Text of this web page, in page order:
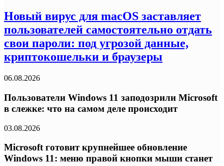
Новый вирус для macOS заставляет
пользователей самостоятельно отдать
свои пароли: под угрозой данные,
криптокошельки и браузеры
06.08.2026
Пользователи Windows 11 заподозрили Microsoft
в слежке: что на самом деле происходит
03.08.2026
Microsoft готовит крупнейшее обновление
Windows 11: меню правой кнопки мыши станет